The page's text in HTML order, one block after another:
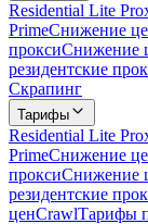
Residential Lite
PrimeСнижение
проксиСнижение
резидентские
Скрапинг
Тарифы
Residential Lite
PrimeСнижение
проксиСнижение
резидентские
ценCrawlТарифы